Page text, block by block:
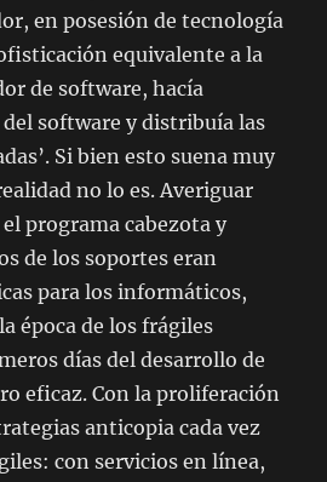
en posesión de tecnología
equivalente a la
de software, hacía
software y distribuía las
Si bien esto suena muy
no lo es. Averiguar
programa cabezota y
de los soportes eran
para los informáticos,
época de los frágiles
días del desarrollo de
eficaz. Con la proliferación
anticopia cada vez
con servicios en línea,